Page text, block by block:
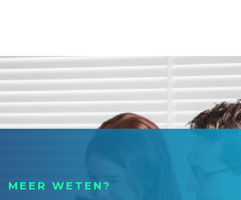
MEER WETEN?